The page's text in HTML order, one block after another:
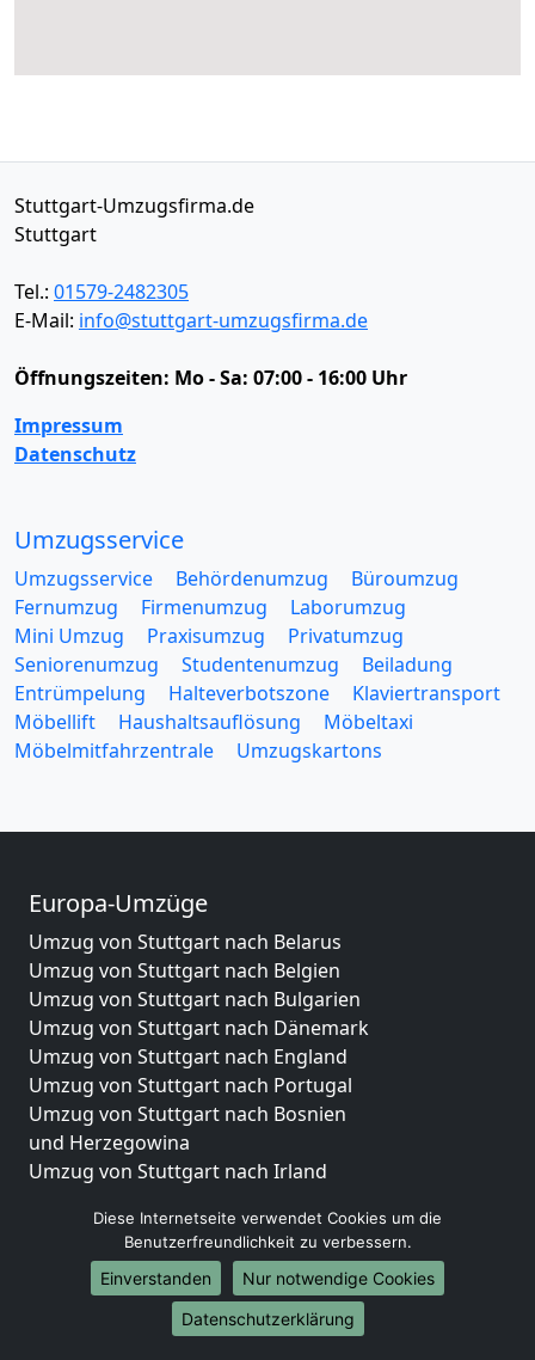
Stuttgart-Umzugsfirma.de
Stuttgart
Tel.: 01579-2482305
E-Mail: info@stuttgart-umzugsfirma.de
Öffnungszeiten: Mo - Sa: 07:00 - 16:00 Uhr
Impressum
Datenschutz
Umzugsservice
Umzugsservice Behördenumzug
Büroumzug
Fernumzug
Firmenumzug
Laborumzug
Mini Umzug
Praxisumzug
Privatumzug
Seniorenumzug
Studentenumzug
Beiladung
Entrümpelung
Halteverbotszone
Klaviertransport
Möbellift
Haushaltsauflösung
Möbeltaxi
Möbelmitfahrzentrale
Umzugskartons
Europa-Umzüge
Umzug von Stuttgart nach Belarus
Umzug von Stuttgart nach Belgien
Umzug von Stuttgart nach Bulgarien
Umzug von Stuttgart nach Dänemark
Umzug von Stuttgart nach England
Umzug von Stuttgart nach Portugal
Umzug von Stuttgart nach Bosnien
und Herzegowina
Umzug von Stuttgart nach Irland
Umzug von Stuttgart nach Zypern
Umzug von Stuttgart nach Kroatien
Umzug von Stuttgart nach Estland
Umzug von Stuttgart nach Finnland
Umzug von Stuttgart nach Frankreich
Diese Internetseite verwendet Cookies um die
Benutzerfreundlichkeit zu verbessern.
Einverstanden
Nur notwendige Cookies
Datenschutzerklärung